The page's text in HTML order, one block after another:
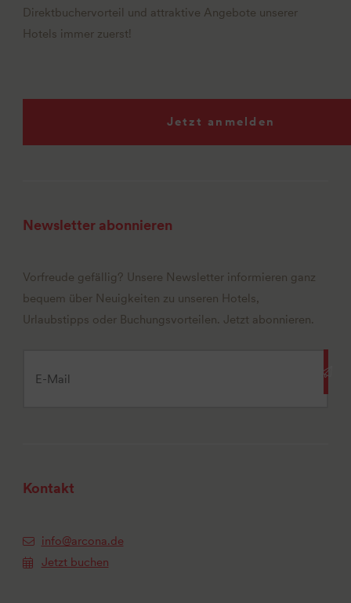
Direktbuchervorteil und attraktive Angebote unserer
Hotels immer zuerst!
Jetzt anmelden
Newsletter abonnieren
Vorfreude gefällig? Unsere Newsletter informieren ganz
bequem über Neuigkeiten zu unseren Hotels,
Urlaubstipps oder Buchungsvorteilen. Jetzt abonnieren.
Kontakt
info@arcona.de
Jetzt buchen